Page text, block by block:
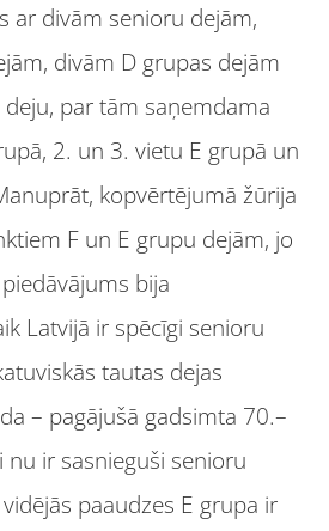
ar divām senioru dejām,
divām D grupas dejām
par tām saņemdama
2. un 3. vietu E grupā un
kopvērtējumā žūrija
F un E grupu dejām, jo
bija
Latvijā ir spēcīgi senioru
tautas dejas
– pagājušā gadsimta 70.–
nu ir sasnieguši senioru
paaudzes E grupa ir